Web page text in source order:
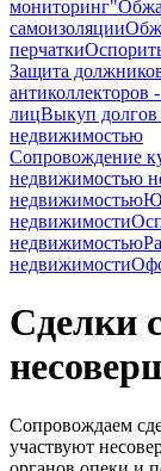
мониторинг"
самоизоляции
перчатки
Защита
антиколлекторов
лицВыкуп долгов
недвижимостью
Сопровождение
недвижимостью
недвижимостью
недвижимости
недвижимостью
недвижимости
Сделки
Сопровождаем
участвуют